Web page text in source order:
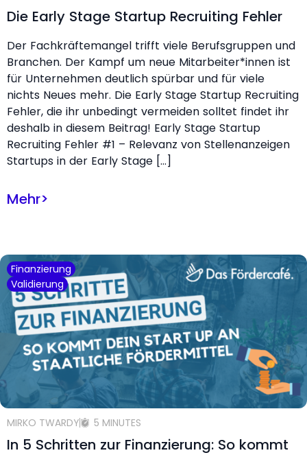
Die Early Stage Startup Recruiting Fehler
Der Fachkräftemangel trifft viele Berufsgruppen und
Branchen. Der Kampf um neue Mitarbeiter*innen ist
für Unternehmen deutlich spürbar und für viele
nichts Neues mehr. Die Early Stage Startup Recruiting
Fehler, die ihr unbedingt vermeiden solltet findet ihr
deshalb in diesem Beitrag! Early Stage Startup
Recruiting Fehler #1 – Relevanz von Stellenanzeigen
Startups in der Early Stage […]
Mehr>
Finanzierung
Validierung
MIRKO TWARDY 5 MINUTES
In 5 Schritten zur Finanzierung: So kommt